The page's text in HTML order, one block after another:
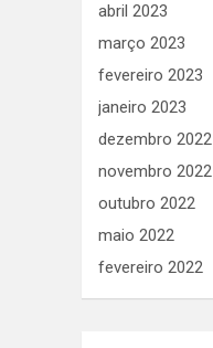
abril 2023
março 2023
fevereiro 2023
janeiro 2023
dezembro 2022
novembro 2022
outubro 2022
maio 2022
fevereiro 2022